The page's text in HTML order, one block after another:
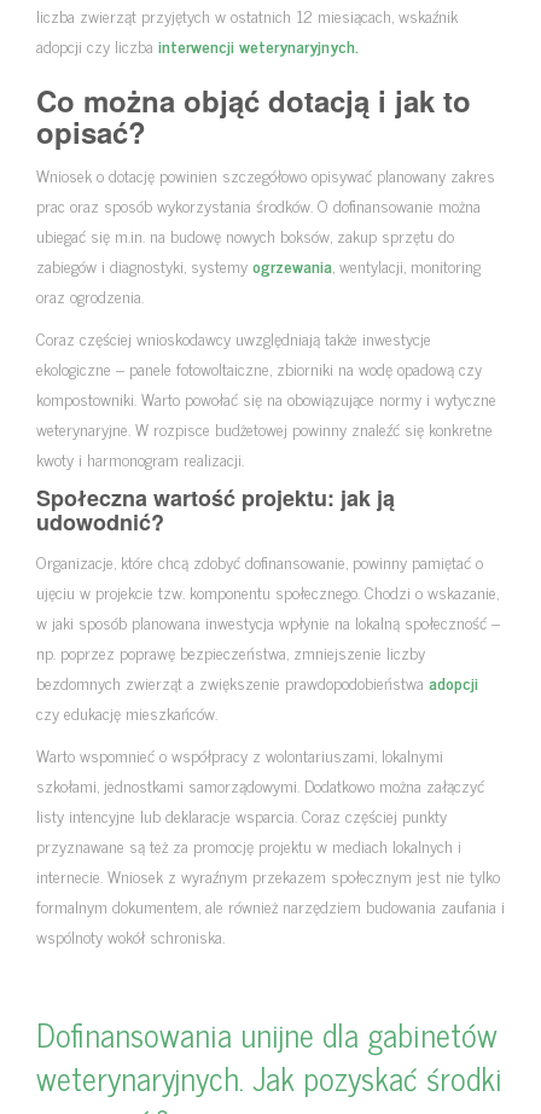
liczba zwierząt przyjętych w ostatnich 12 miesiącach, wskaźnik
adopcji czy liczba interwencji weterynaryjnych.
Co można objąć dotacją i jak to
opisać?
Wniosek o dotację powinien szczegółowo opisywać planowany zakres
prac oraz sposób wykorzystania środków. O dofinansowanie można
ubiegać się m.in. na budowę nowych boksów, zakup sprzętu do
zabiegów i diagnostyki, systemyogrzewania, wentylacji, monitoring
oraz ogrodzenia.
Coraz częściej wnioskodawcy uwzględniają także inwestycje
ekologiczne – panele fotowoltaiczne, zbiorniki na wodę opadową czy
kompostowniki. Warto powołać się na obowiązujące normy i wytyczne
weterynaryjne. W rozpisce budżetowej powinny znaleźć się konkretne
kwoty i harmonogram realizacji.
Społeczna wartość projektu: jak ją
udowodnić?
Organizacje, które chcą zdobyć dofinansowanie, powinny pamiętać o
ujęciu w projekcie tzw. komponentu społecznego. Chodzi o wskazanie,
w jaki sposób planowana inwestycja wpłynie na lokalną społeczność –
np. poprzez poprawę bezpieczeństwa, zmniejszenie liczby
bezdomnych zwierząt a zwiększenie prawdopodobieństwa adopcji
czy edukację mieszkańców.
Warto wspomnieć o współpracy z wolontariuszami, lokalnymi
szkołami, jednostkami samorządowymi. Dodatkowo można załączyć
listy intencyjne lub deklaracje wsparcia. Coraz częściej punkty
przyznawane są też za promocję projektu w mediach lokalnych i
internecie. Wniosek z wyraźnym przekazem społecznym jest nie tylko
formalnym dokumentem, ale również narzędziem budowania zaufania i
wspólnoty wokół schroniska.
Dofinansowania unijne dla gabinetów
weterynaryjnych. Jak pozyskać środki